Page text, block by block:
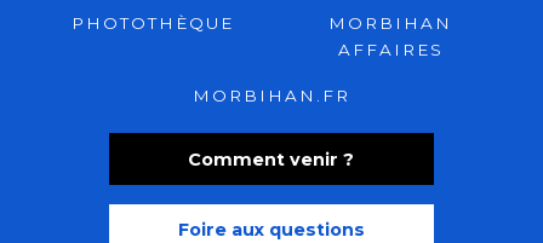
Comment venir ?
Foire aux questions
PHOTOTHÈQUE
MORBIHAN
AFFAIRES
MORBIHAN.FR